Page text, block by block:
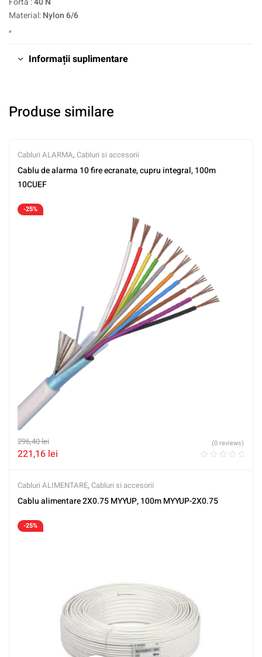
Material:Nylon 6/6
„
Informații suplimentare
Produse similare
Cabluri ALARMA, Cabluri si accesorii
Cablu de alarma 10 fire ecranate, cupru integral, 100m
10CUEF
-25%
296,40lei
221,16 lei
(0 reviews)
Cabluri ALIMENTARE, Cabluri si accesorii
Cablu alimentare 2X0.75 MYYUP, 100m MYYUP-2X0.75
-25%